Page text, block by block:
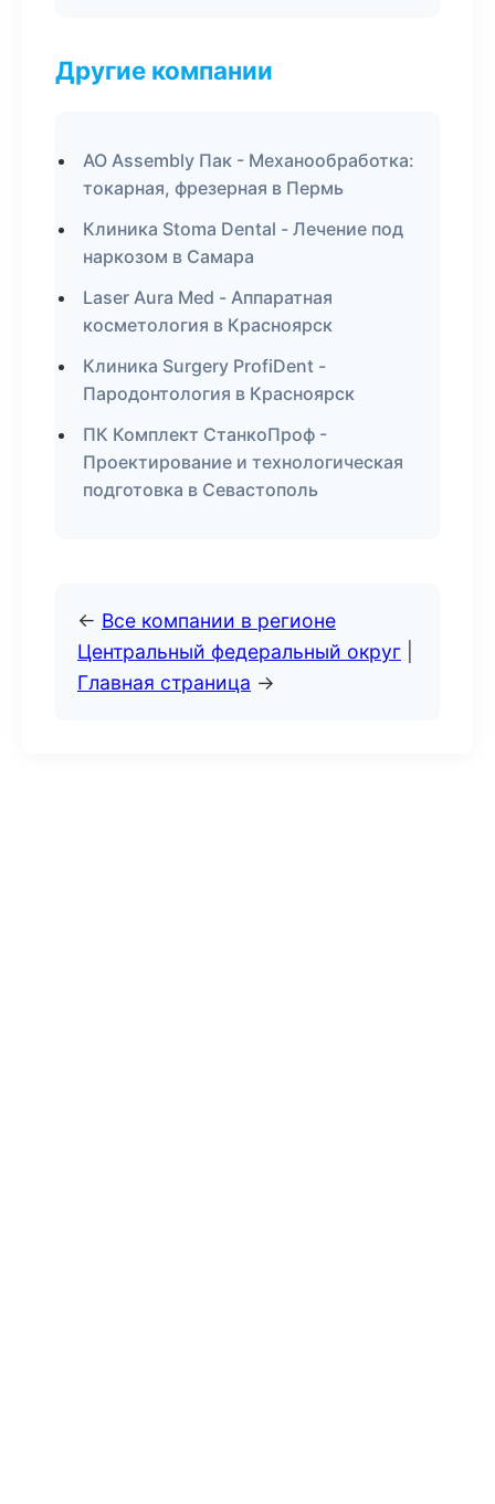
Другие компании
АО Assembly Пак - Механообработка:
токарная, фрезерная в Пермь
Клиника Stoma Dental - Лечение под
наркозом в Самара
Laser Aura Med - Аппаратная
косметология в Красноярск
Клиника Surgery ProfiDent -
Пародонтология в Красноярск
ПК Комплект СтанкоПроф -
Проектирование и технологическая
подготовка в Севастополь
← Все компании в регионе
Центральный федеральный округ
Главная страница →